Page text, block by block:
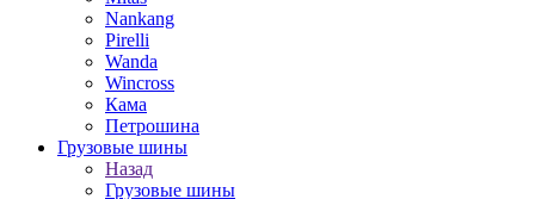
Nankang
Pirelli
Wanda
Wincross
Кама
Петрошина
Грузовые шины
Назад
Грузовые шины